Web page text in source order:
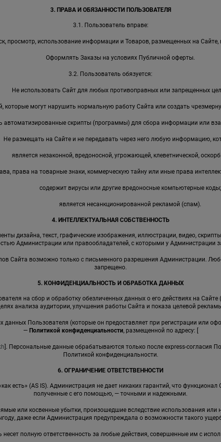
3. ПРАВА И ОБЯЗАННОСТИ ПОЛЬЗОВАТЕЛЯ
3.1. Пользователь вправе:
просмотр, использование информации и Товаров, размещенных на Сайте,
Оформлять Заказы на условиях Публичной оферты.
3.2. Пользователь обязуется:
Не использовать Сайт для любых противоправных или запрещенных
которые могут нарушить нормальную работу Сайта или создать
автоматизированные скрипты (программы) для сбора информации или
Не размещать на Сайте и не передавать через него любую информацию,
является незаконной, вредоносной, угрожающей, клеветнической,
права на товарные знаки, коммерческую тайну или иные права
содержит вирусы или другие вредоносные компьютерные коды;
является несанкционированной рекламой (спам).
4. ИНТЕЛЛЕКТУАЛЬНАЯ СОБСТВЕННОСТЬ
дизайна, текст, графические изображения, иллюстрации, видео,
Администрации или правообладателей, с которыми у Администрации
Сайта возможно только с письменного разрешения Администрации.
запрещено.
5. КОНФИДЕНЦИАЛЬНОСТЬ И ОБРАБОТКА ДАННЫХ
на сбор и обработку обезличенных данных о его действиях на
анализа аудитории, улучшения работы Сайта и показа целевой
данных Пользователя (которые он предоставляет при регистрации или
— Политикой конфиденциальности, размещенной по адресу: [
]. Персональные данные обрабатываются только после express-согласия
Политикой конфиденциальности.
6. ОГРАНИЧЕНИЕ ОТВЕТСТВЕННОСТИ
есть» (AS IS). Администрация не дает никаких гарантий, что
полученные с его помощью, — точными и надежными.
или косвенные убытки, произошедшие вследствие использования
даже если Администрация предупреждала о возможности такого
несет полную ответственность за любые действия, совершенные им с